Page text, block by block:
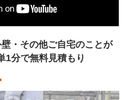
・その他ご自宅のことが
1分で無料見積もり